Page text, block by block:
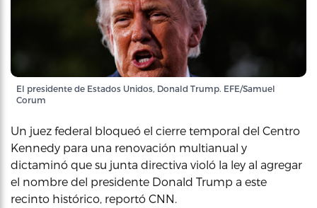
El presidente de Estados Unidos, Donald Trump. EFE/Samuel
Corum
Un juez federal bloqueó el cierre temporal del Centro
Kennedy para una renovación multianual y
dictaminó que su junta directiva violó la ley al agregar
el nombre del presidente Donald Trump a este
recinto histórico, reportó CNN.